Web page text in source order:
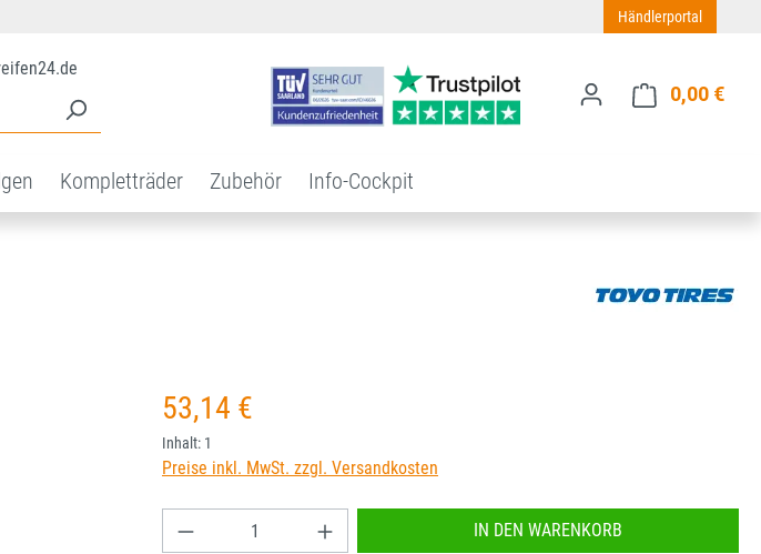
Händlerportal
0,00 €
Kompletträder Zubehör Info-Cockpit
Regulärer Preis:
53,14 €
Inhalt: 1
Preise inkl. MwSt. zzgl. Versandkosten
Produkt Anzahl: Gib den gewünschten Wert ein oder
IN DEN WARENKORB